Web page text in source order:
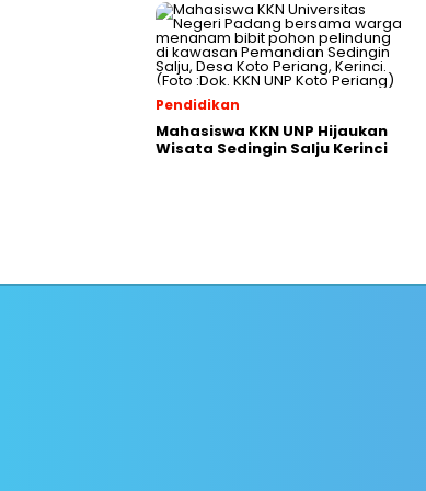
Pendidikan
Mahasiswa KKN UNP Hijaukan
Wisata Sedingin Salju Kerinci